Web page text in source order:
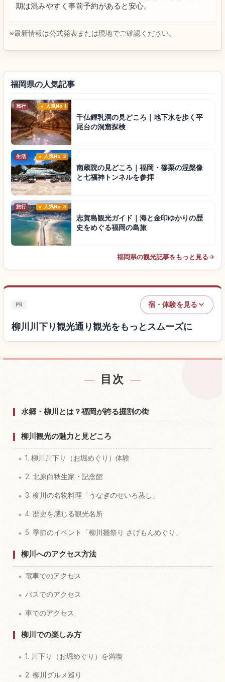
期は混みやすく事前予約があると安心。
※最新情報は公式発表または現地でご確認ください。
福岡県の人気記事
旅行 人気No.1
千仏鍾乳洞の見どころ｜地下水を歩く平
尾台の洞窟探検
生活 人気No.2
南蔵院の見どころ｜福岡・篠栗の涅槃像
と七福神トンネルを参拝
旅行 人気No.3
志賀島観光ガイド｜海と金印ゆかりの歴
史をめぐる福岡の島旅
福岡県の観光記事をもっと見る→
PR 宿・体験を見る
柳川川下り観光通り観光をもっとスムーズに
柳川川下り観光通り付近の宿を探す
柳川川下り観光通りの体験を探す
目次
水郷・柳川とは？福岡が誇る掘割の街
柳川観光の魅力と見どころ
1. 柳川川下り（お堀めぐり）体験
2. 北原白秋生家・記念館
3. 柳川の名物料理「うなぎのせいろ蒸し」
4. 歴史を感じる観光名所
5. 季節のイベント「柳川雛祭り さげもんめぐり」
柳川へのアクセス方法
電車でのアクセス
バスでのアクセス
車でのアクセス
柳川での楽しみ方
1. 川下り（お堀めぐり）を満喫
2. 柳川グルメ巡り